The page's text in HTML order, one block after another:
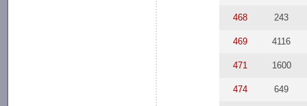
468 243
469 4116
471 1600
474 649